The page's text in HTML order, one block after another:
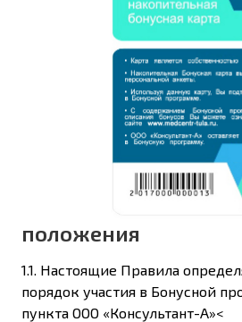
положения
1.1. Настоящие Правила
порядок участия в Бонусной
пункта ООО «Консультант-А»<